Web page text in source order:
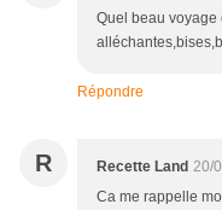
Quel beau
Répondre
R Recette Land 20/
Ca me rappelle